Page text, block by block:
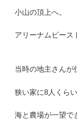
小山の頂上へ。
アリーナムビース
当時の地主さんが
狭い家に8人くら
海と農場が一望で